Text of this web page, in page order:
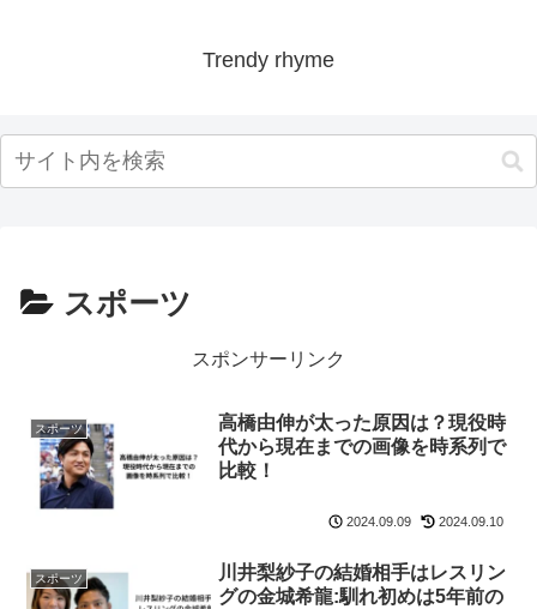
Trendy rhyme
スポーツ
スポンサーリンク
スポーツ
高橋由伸が太った原因は？現役時
代から現在までの画像を時系列で
比較！
2024.09.09 2024.09.10
スポーツ
川井梨紗子の結婚相手はレスリン
グの金城希龍:馴れ初めは5年前の